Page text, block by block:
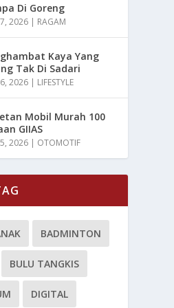
Di Goreng
2026 | RAGAM
Kaya Yang
Tak Di Sadari
2026 | LIFESTYLE
Mobil Murah 100
GIIAS
2026 | OTOMOTIF
BADMINTON
BULU TANGKIS
DIGITAL